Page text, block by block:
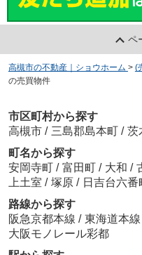
ペ
高槻市の不動産｜ショウホーム > (
の売買物件
市区町村から探す
高槻市 / 三島郡島本町 / 茨
町名から探す
安岡寺町 / 富田町 / 大和 /
上土室 / 塚原 / 日吉台六番
路線から探す
阪急京都本線 / 東海道本線
大阪モノレール彩都